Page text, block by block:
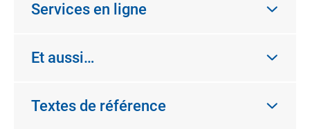
Services en ligne
Et aussi…
Textes de référence